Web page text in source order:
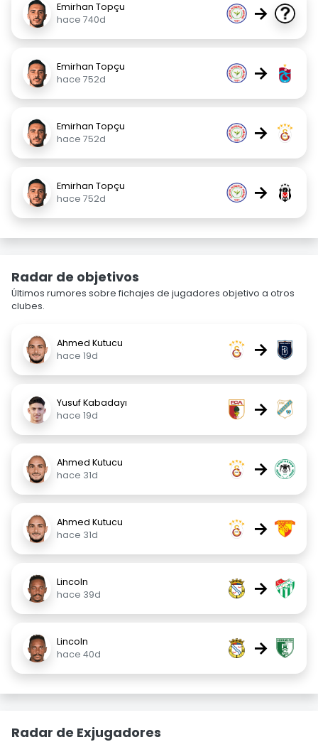
Emirhan Topçu
hace 740d
→
Emirhan Topçu
hace 752d
→
Emirhan Topçu
hace 752d
→
Emirhan Topçu
hace 752d
→
Radar de objetivos
Últimos rumores sobre fichajes de jugadores objetivo a otros
clubes.
Ahmed Kutucu
hace 19d
→
Yusuf Kabadayı
hace 19d
→
Ahmed Kutucu
hace 31d
→
Ahmed Kutucu
hace 31d
→
Lincoln
hace 39d
→
Lincoln
hace 40d
→
Radar de Exjugadores